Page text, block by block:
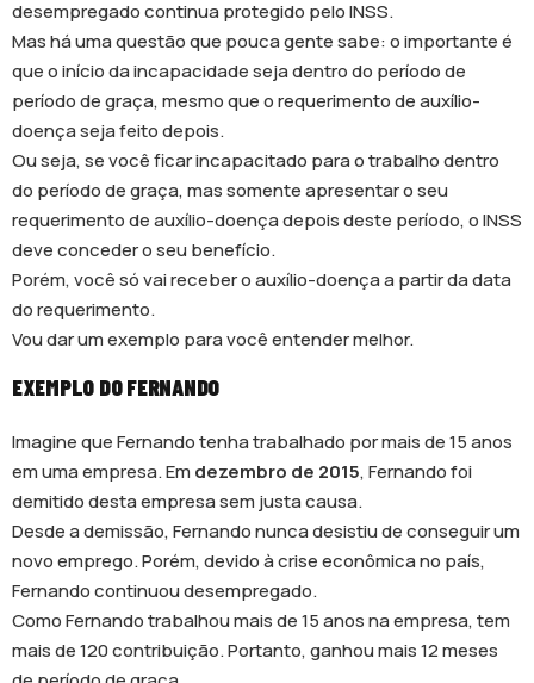
desempregado continua protegido pelo INSS.
Mas há uma questão que pouca gente sabe: o importante é
que o início da incapacidade seja dentro do período de
período de graça, mesmo que o requerimento de auxílio-
doença seja feito depois.
Ou seja, se você ficar incapacitado para o trabalho dentro
do período de graça, mas somente apresentar o seu
requerimento de auxílio-doença depois deste período, o INSS
deve conceder o seu benefício.
Porém, você só vai receber o auxílio-doença a partir da data
do requerimento.
Vou dar um exemplo para você entender melhor.
EXEMPLO DO FERNANDO
Imagine que Fernando tenha trabalhado por mais de 15 anos
em uma empresa. Em dezembro de 2015, Fernando foi
demitido desta empresa sem justa causa.
Desde a demissão, Fernando nunca desistiu de conseguir um
novo emprego. Porém, devido à crise econômica no país,
Fernando continuou desempregado.
Como Fernando trabalhou mais de 15 anos na empresa, tem
mais de 120 contribuição. Portanto, ganhou mais 12 meses